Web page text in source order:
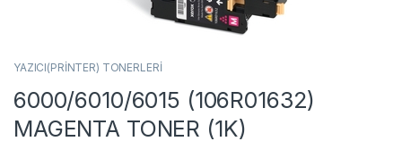
YAZICI(PRİNTER) TONERLERİ
6000/6010/6015 (106R01632)
MAGENTA TONER (1K)